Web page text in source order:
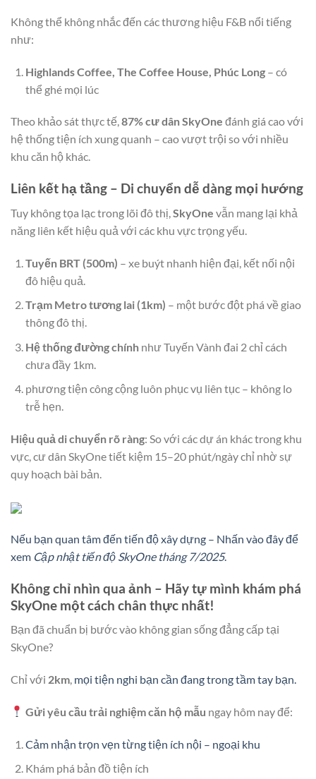
Không thể không nhắc đến các thương hiệu F&B nổi tiếng
như:
Highlands Coffee, The Coffee House, Phúc Long– có
thể ghé mọi lúc
Theo khảo sát thực tế,87% cư dân SkyOne đánh giá cao với
hệ thống tiện ích xung quanh – cao vượt trội so với nhiều
khu căn hộ khác.
Liên kết hạ tầng – Di chuyển dễ dàng mọi hướng
Tuy không tọa lạc trong lõi đô thị, SkyOne vẫn mang lại khả
năng liên kết hiệu quả với các khu vực trọng yếu.
Tuyến BRT (500m) – xe buýt nhanh hiện đại, kết nối nội
đô hiệu quả.
Trạm Metro tương lai (1km) – một bước đột phá về giao
thông đô thị.
Hệ thống đường chínhnhư Tuyến Vành đai 2 chỉ cách
chưa đầy 1km.
phương tiện công cộng luôn phục vụ liên tục – không lo
trễ hẹn.
Hiệu quả di chuyển rõ ràng: So với các dự án khác trong khu
vực, cư dân SkyOne tiết kiệm 15–20 phút/ngày chỉ nhờ sự
quy hoạch bài bản.
Nếu bạn quan tâm đến tiến độ xây dựng – Nhấn vào đây để
xem Cập nhật tiến độ SkyOne tháng 7/2025.
Không chỉ nhìn qua ảnh – Hãy tự mình khám phá
SkyOne một cách chân thực nhất!
Bạn đã chuẩn bị bước vào không gian sống đẳng cấp tại
SkyOne?
Chỉ với 2km, mọi tiện nghi bạn cần đang trong tầm tay bạn.
Gửi yêu cầu trải nghiệm căn hộ mẫu ngay hôm nay để:
Cảm nhận trọn vẹn từng tiện ích nội – ngoại khu
Khám phá bản đồ tiện ích